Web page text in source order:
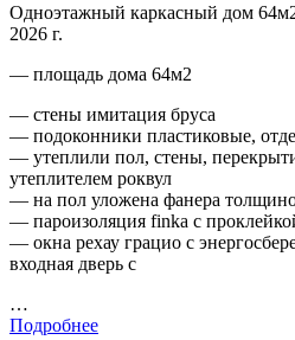
Одноэтажный каркасный дом
2026 г.
— площадь дома 64м2
— стены имитация бруса
— подоконники пластиковые,
— утеплили пол, стены,
утеплителем роквул
— на пол уложена фанера
— пароизоляция finka с
— окна рехау грацио с
входная дверь с
…
Подробнее